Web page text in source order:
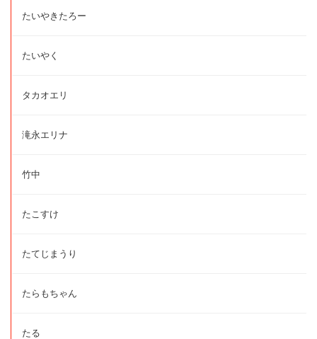
たいやきたろー
たいやく
タカオエリ
滝永エリナ
竹中
たこすけ
たてじまうり
たらもちゃん
たる